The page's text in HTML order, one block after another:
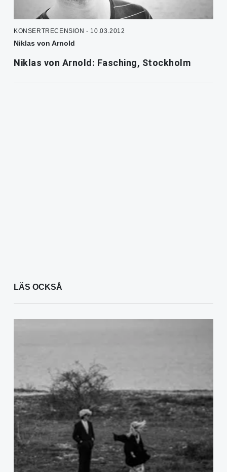
KONSERTRECENSION - 10.03.2012
Niklas von Arnold
Niklas von Arnold: Fasching, Stockholm
LÄS OCKSÅ